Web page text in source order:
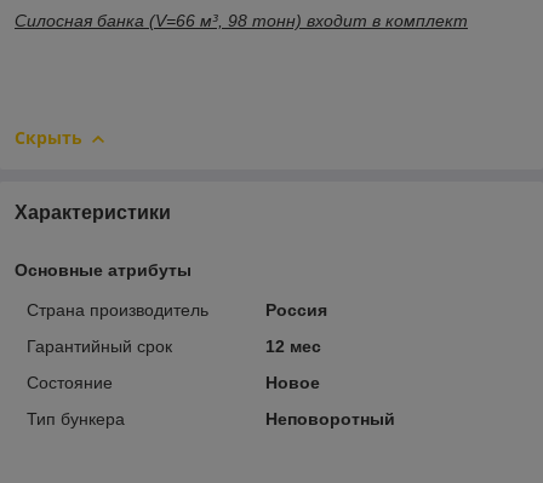
Силосная банка (V=66 м³, 98 тонн) входит в комплект
Скрыть
Характеристики
Основные атрибуты
Страна производитель
Россия
Гарантийный срок
12 мес
Состояние
Новое
Тип бункера
Неповоротный